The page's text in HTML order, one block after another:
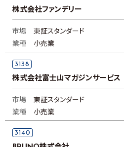
株式会社ファンデリー
市場
東証スタンダード
業種
小売業
3138
株式会社富士山マガジンサービス
市場
東証スタンダード
業種
小売業
3140